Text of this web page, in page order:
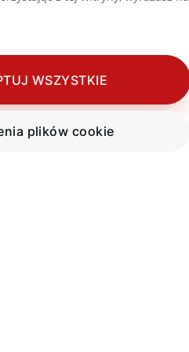
WSZYSTKIE
plików cookie